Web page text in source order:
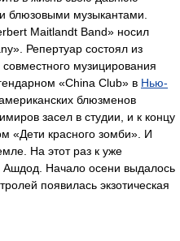
блюзовыми музыкантами.
Maitlandt Band» носил
Репертуар состоял из
музицирования
«China Club» в Нью-
блюзменов
засел в студии, и к концу
«Дети красного зомби». И
На этот раз к уже
Начало осени выдалось
появилась экзотическая